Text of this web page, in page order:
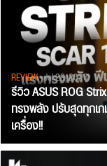
REVIEW• Jul 28, 2026
รีวิว ASUS ROG
ทรงพลัง ปรับสุดทุกเ
เครื่อง!!